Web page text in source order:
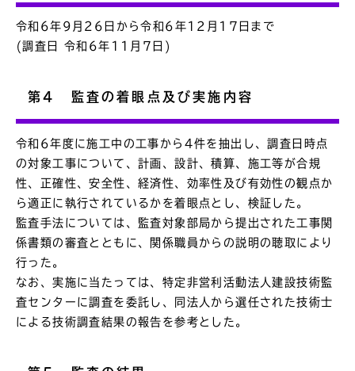
令和6年9月26日から令和6年12月17日まで
(調査日 令和6年11月7日)
第4 監査の着眼点及び実施内容
令和6年度に施工中の工事から4件を抽出し、調査日時点
の対象工事について、計画、設計、積算、施工等が合規
性、正確性、安全性、経済性、効率性及び有効性の観点か
ら適正に執行されているかを着眼点とし、検証した。
監査手法については、監査対象部局から提出された工事関
係書類の審査とともに、関係職員からの説明の聴取により
行った。
なお、実施に当たっては、特定非営利活動法人建設技術監
査センターに調査を委託し、同法人から選任された技術士
による技術調査結果の報告を参考とした。